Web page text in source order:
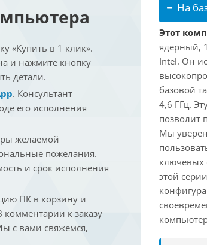
«Купить в 1 клик».
и нажмите кнопку
детали.
. Консультант
его исполнения
желаемой
пожелания.
и срок исполнения
ПК в корзину и
комментарии к заказу
с вами свяжемся,
На
Этот
ядерный,
Intel. Он
базовой
4,6 ГГц.
позволит
Мы
ключевых
этой